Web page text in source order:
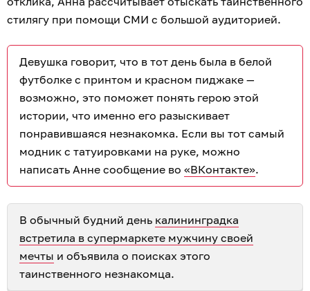
стилягу при помощи СМИ с большой аудиторией.
Девушка говорит, что в тот день была в белой
футболке с принтом и красном пиджаке —
возможно, это поможет понять герою этой
истории, что именно его разыскивает
понравившаяся незнакомка. Если вы тот самый
модник с татуировками на руке, можно
написать Анне сообщение во «ВКонтакте».
В обычный будний день калининградка
встретила в супермаркете мужчину своей
мечты и объявила о поисках этого
таинственного незнакомца.